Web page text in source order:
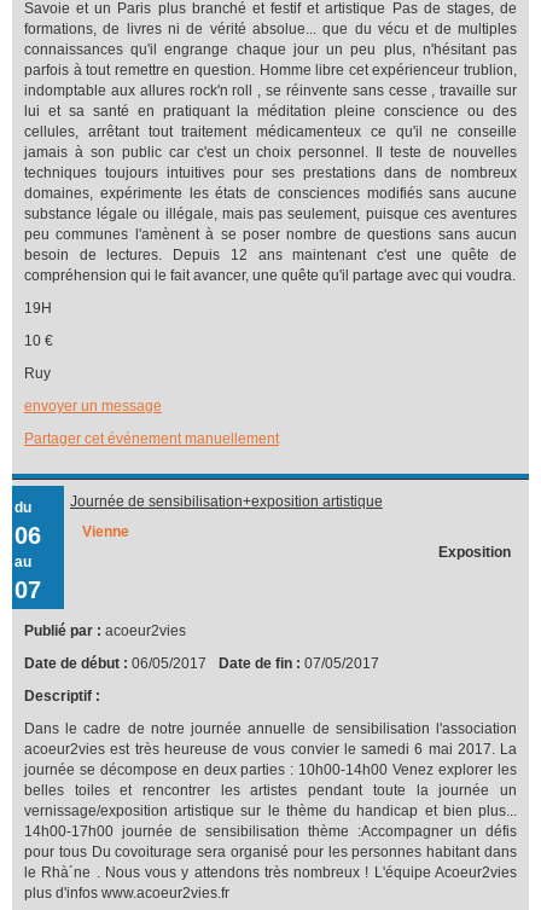
Savoie et un Paris plus branché et festif et artistique Pas de stages, de
formations, de livres ni de vérité absolue... que du vécu et de multiples
connaissances qu'il engrange chaque jour un peu plus, n'hésitant pas
parfois à tout remettre en question. Homme libre cet expérienceur trublion,
indomptable aux allures rock'n roll , se réinvente sans cesse , travaille sur
lui et sa santé en pratiquant la méditation pleine conscience ou des
cellules, arrêtant tout traitement médicamenteux ce qu'il ne conseille
jamais à son public car c'est un choix personnel. Il teste de nouvelles
techniques toujours intuitives pour ses prestations dans de nombreux
domaines, expérimente les états de consciences modifiés sans aucune
substance légale ou illégale, mais pas seulement, puisque ces aventures
peu communes l'amènent à se poser nombre de questions sans aucun
besoin de lectures. Depuis 12 ans maintenant c'est une quête de
compréhension qui le fait avancer, une quête qu'il partage avec qui voudra.
19H
10 €
Ruy
envoyer un message
Partager cet événement manuellement
du
06
au
07
Journée de sensibilisation+exposition artistique
Vienne
Exposition
Publié par : acoeur2vies
Date de début : 06/05/2017 Date de fin : 07/05/2017
Descriptif :
Dans le cadre de notre journée annuelle de sensibilisation l'association
acoeur2vies est très heureuse de vous convier le samedi 6 mai 2017. La
journée se décompose en deux parties : 10h00-14h00 Venez explorer les
belles toiles et rencontrer les artistes pendant toute la journée un
vernissage/exposition artistique sur le thème du handicap et bien plus...
14h00-17h00 journée de sensibilisation thème :Accompagner un défis
pour tous Du covoiturage sera organisé pour les personnes habitant dans
le Rhà´ne . Nous vous y attendons très nombreux ! L'équipe Acoeur2vies
plus d'infos www.acoeur2vies.fr